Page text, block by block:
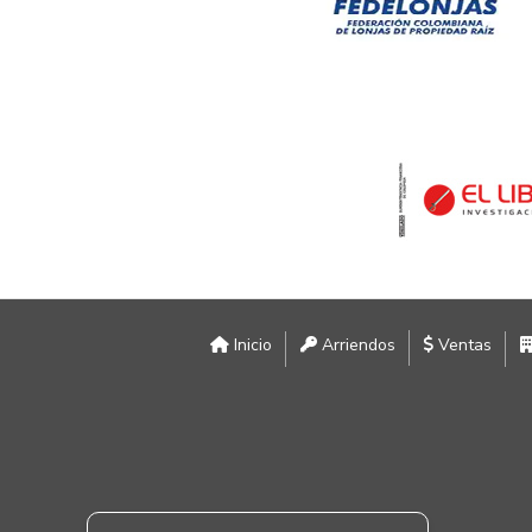
Inicio Arriendos Ventas